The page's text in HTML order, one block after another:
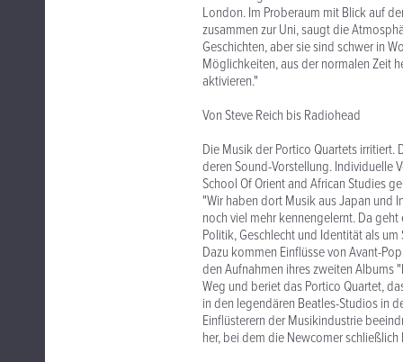
London. Im Proberaum mit Blick auf
zusammen zur Uni, saugt die
Geschichten, aber sie sind schwer in
Möglichkeiten, aus der normalen Zeit
aktivieren."
Von Steve Reich bis Radiohead
Die Musik der Portico Quartets
deren Sound-Vorstellung. Individuelle
School Of Orient and African Studies
"Wir haben dort Musik aus Japan und
noch viel mehr kennengelernt. Da
Politik, Geschlecht und Identität als um
Dazu kommen Einflüsse von Avant-
den Aufnahmen ihres zweiten Albums
Weg und beriet das Portico Quartet,
in den legendären Beatles-Studios in
Einflüsterern der Musikindustrie
her, bei dem die Newcomer schließlich